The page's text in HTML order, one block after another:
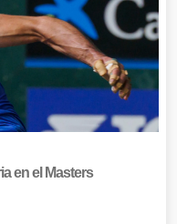
en el Masters